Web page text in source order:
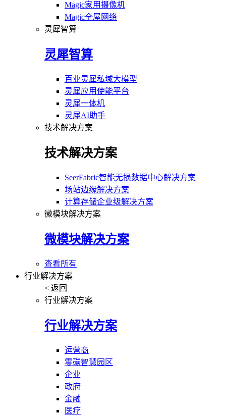
Magic家用摄像机
Magic全屋网络
灵犀智算
灵犀智算
百业灵犀私域大模型
灵犀应用使能平台
灵犀一体机
灵犀AI助手
技术解决方案
技术解决方案
SeerFabric智能无损数据中心解决方案
场站边缘解决方案
计算存储企业级解决方案
微模块解决方案
微模块解决方案
查看所有
行业解决方案
< 返回
行业解决方案
行业解决方案
运营商
零碳智慧园区
企业
政府
金融
医疗